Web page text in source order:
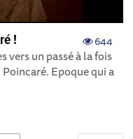
644
!
vers un passé à la fois
Epoque qui a